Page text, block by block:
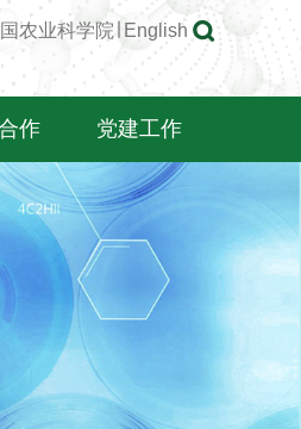
农业科学院 English
作 党建工作